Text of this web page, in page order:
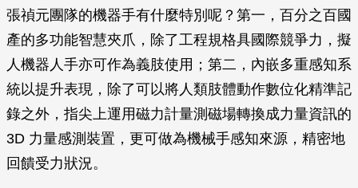
張禎元團隊的機器手有什麼特別呢？第一，百分之百國
產的多功能智慧夾爪，除了工程規格具國際競爭力，擬
人機器人手亦可作為義肢使用；第二，內嵌多重感知系
統以提升表現，除了可以將人類肢體動作數位化精準記
錄之外，指尖上運用磁力計量測磁場轉換成力量資訊的
3D 力量感測裝置，更可做為機械手感知來源，精密地
回饋受力狀況。